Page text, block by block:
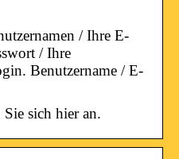
/ Ihre E-
/ Ihre
Benutzername / E-
sich hier an.